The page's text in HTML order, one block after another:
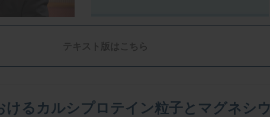
けるカルシプロテイン粒子とマグネシウ